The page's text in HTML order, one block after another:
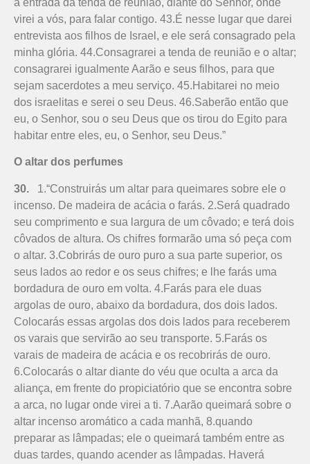
à entrada da tenda de reunião, diante do Senhor, onde
virei a vós, para falar contigo. 43.É nesse lugar que darei
entrevis­ta aos filhos de Israel, e ele será consagrado pela
minha glória. 44.Consagrarei a tenda de reunião e o altar;
consagrarei igualmente Aarão e seus filhos, para que
sejam sacerdotes a meu serviço. 45.Habitarei no meio
dos israelitas e serei o seu Deus. 46.Saberão então que
eu, o Senhor, sou o seu Deus que os tirou do Egito para
habitar entre eles, eu, o Senhor, seu Deus.”
O altar dos perfumes
30. 1.“Construirás um altar para quei­mares sobre ele o
incenso. De ma­deira de acácia o farás. 2.Será quadrado
seu comprimento e sua largura de um côvado; e terá dois
côvados de altura. Os chifres formarão uma só peça com
o altar. 3.Cobrirás de ouro puro a sua parte superior, os
seus lados ao redor e os seus chifres; e lhe farás uma
bordadura de ouro em volta. 4.Farás para ele duas
argolas de ouro, abaixo da bordadura, dos dois lados.
Colocarás essas argolas dos dois lados para receberem
os varais que servirão ao seu transporte. 5.Farás os
varais de madeira de acácia e os recobrirás de ouro.
6.Colocarás o altar diante do véu que oculta a arca da
aliança, em frente do propiciatório que se encontra sobre
a arca, no lugar onde virei a ti. 7.Aarão queimará sobre o
altar incenso aromático a cada manhã, 8.quando
preparar as lâmpadas; ele o queimará também entre as
duas tardes, quando acender as lâmpadas. Haverá